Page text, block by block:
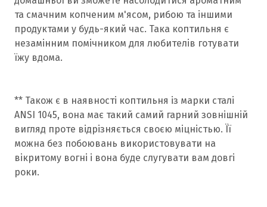
та смачним копченим м'ясом, рибою та іншими
продуктами у будь-який час. Така коптильня є
незамінним помічником для любителів готувати
їжу вдома.
** Також є в наявності коптильня із марки сталі
ANSI 1045, вона має такий самий гарний зовнішній
вигляд проте відрізняється своєю міцністью. Її
можна без побоювань використовувати на
вікритому вогні і вона буде слугувати вам довгі
роки.